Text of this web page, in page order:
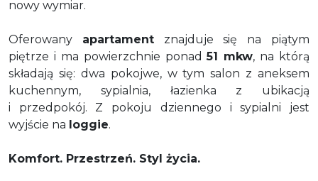
nowy wymiar.
Oferowany apartamentznajduje się na piątym
piętrze i ma powierzchnie ponad51 mkw, na którą
składają się: dwa pokojwe, w tym salon z aneksem
kuchennym, sypialnia, łazienka z ubikacją
i przedpokój. Z pokoju dziennego i sypialni jest
wyjście na loggie.
Komfort. Przestrzeń. Styl życia.